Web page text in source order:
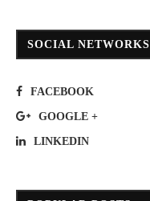
SOCIAL NETWORKS
FACEBOOK
GOOGLE +
LINKEDIN